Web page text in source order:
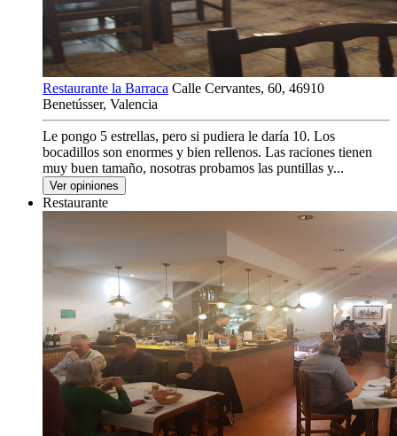
Restaurante la Barraca Calle Cervantes, 60, 46910
Benetússer, Valencia
Le pongo 5 estrellas, pero si pudiera le daría 10. Los
bocadillos son enormes y bien rellenos. Las raciones tienen
muy buen tamaño, nosotras probamos las puntillas y...
Ver opiniones
Restaurante